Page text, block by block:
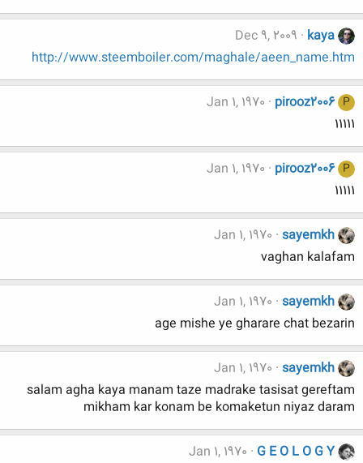
kaya
Dec 9, 2009
http://www.steemboiler.com/maghale/aeen_name.htm
P
pirooz2006
Jan 1, 1970
11111
P
pirooz2006
Jan 1, 1970
11111
sayemkh
Jan 1, 1970
vaghan kalafam
sayemkh
Jan 1, 1970
age mishe ye gharare chat bezarin
sayemkh
Jan 1, 1970
salam agha kaya manam taze madrake tasisat gereftam
mikham kar konam be komaketun niyaz daram
G E O L O G Y
Jan 1, 1970